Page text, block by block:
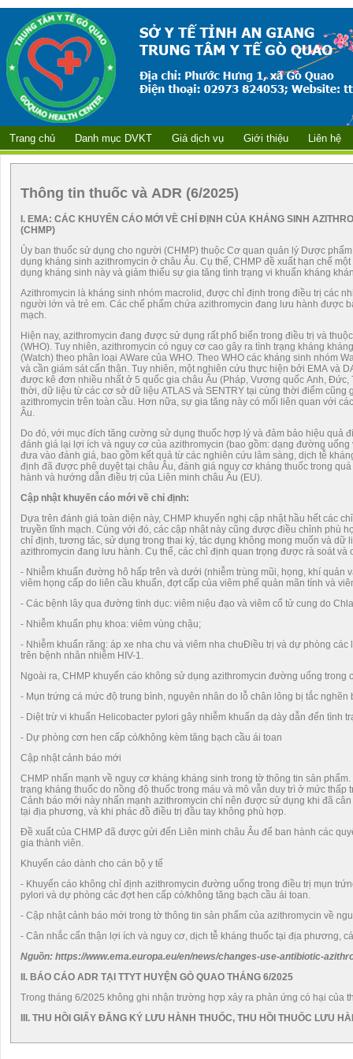
Trang chủ Danh mục DVKT Giá dịch vụ Giới thiệu Liên hệ
Thông tin thuốc và ADR (6/2025)
I. EMA: CÁC KHUYẾN CÁO MỚI VỀ CHỈ ĐỊNH CỦA KHÁNG SINH
(CHMP)
Ủy ban thuốc sử dụng cho người (CHMP) thuộc Cơ quan quản lý Dược
dụng kháng sinh azithromycin ở châu Âu. Cụ thể, CHMP đề xuất hạn chế
dụng kháng sinh này và giảm thiểu sự gia tăng tình trạng vi khuẩn kháng
Azithromycin là kháng sinh nhóm macrolid, được chỉ định trong điều trị các
người lớn và trẻ em. Các chế phẩm chứa azithromycin đang lưu hành được
mạch.
Hiện nay, azithromycin đang được sử dụng rất phổ biến trong điều trị và
(WHO). Tuy nhiên, azithromycin có nguy cơ cao gây ra tình trạng kháng
(Watch) theo phân loại AWare của WHO. Theo WHO các kháng sinh nhóm
và cần giám sát cẩn thận. Tuy nhiên, một nghiên cứu thực hiện bởi EMA và
được kê đơn nhiều nhất ở 5 quốc gia châu Âu (Pháp, Vương quốc Anh,
thời, dữ liệu từ các cơ sở dữ liệu ATLAS và SENTRY tại cùng thời điểm
azithromycin trên toàn cầu. Hơn nữa, sự gia tăng này có mối liên quan với
Âu.
Do đó, với mục đích tăng cường sử dụng thuốc hợp lý và đảm bảo hiệu quả
đánh giá lại lợi ích và nguy cơ của azithromycin (bao gồm: dạng đường
đưa vào đánh giá, bao gồm kết quả từ các nghiên cứu lâm sàng, dịch tễ
định đã được phê duyệt tại châu Âu, đánh giá nguy cơ kháng thuốc trong
hành và hướng dẫn điều trị của Liên minh châu Âu (EU).
Cập nhật khuyến cáo mới về chỉ định:
Dựa trên đánh giá toàn diện này, CHMP khuyến nghị cập nhật hầu hết các
truyền tĩnh mạch. Cùng với đó, các cập nhật này cũng được điều chỉnh phù
chỉ định, tương tác, sử dụng trong thai kỳ, tác dụng không mong muốn và
azithromycin đang lưu hành. Cụ thể, các chỉ định quan trọng được rà soát và
- Nhiễm khuẩn đường hô hấp trên và dưới (nhiễm trùng mũi, họng, khí quản
viêm họng cấp do liên cầu khuẩn, đợt cấp của viêm phế quản mãn tính và
- Các bệnh lây qua đường tình dục: viêm niệu đạo và viêm cổ tử cung do
- Nhiễm khuẩn phụ khoa: viêm vùng chậu;
- Nhiễm khuẩn răng: áp xe nha chu và viêm nha chuĐiều trị và dự phòng
trên bệnh nhân nhiễm HIV-1.
Ngoài ra, CHMP khuyến cáo không sử dụng azithromycin đường uống trong
- Mụn trứng cá mức độ trung bình, nguyên nhân do lỗ chân lông bị tắc nghẽn
- Diệt trừ vi khuẩn Helicobacter pylori gây nhiễm khuẩn dạ dày dẫn đến tình
- Dự phòng cơn hen cấp có/không kèm tăng bạch cầu ái toan
Cập nhật cảnh báo mới
CHMP nhấn mạnh về nguy cơ kháng kháng sinh trong tờ thông tin sản
trạng kháng thuốc do nồng độ thuốc trong máu và mô vẫn duy trì ở mức
Cảnh báo mới này nhấn mạnh azithromycin chỉ nên được sử dụng khi đã
tại địa phương, và khi phác đồ điều trị đầu tay không phù hợp.
Đề xuất của CHMP đã được gửi đến Liên minh châu Âu để ban hành các
gia thành viên.
Khuyến cáo dành cho cán bộ y tế
- Khuyến cáo không chỉ định azithromycin đường uống trong điều trị mụn
pylori và dự phòng các đợt hen cấp có/không tăng bạch cầu ái toan.
- Cập nhật cảnh báo mới trong tờ thông tin sản phẩm của azithromycin về
- Cân nhắc cẩn thận lợi ích và nguy cơ, dịch tễ kháng thuốc tại địa phương,
Nguồn: https://www.ema.europa.eu/en/news/changes-use-antibiotic-
II. BÁO CÁO ADR TẠI TTYT HUYỆN GÒ QUAO THÁNG 6/2025
Trong tháng 6/2025 không ghi nhận trường hợp xảy ra phản ứng có hại của
III. THU HỒI GIẤY ĐĂNG KÝ LƯU HÀNH THUỐC, THU HỒI THUỐC LƯU